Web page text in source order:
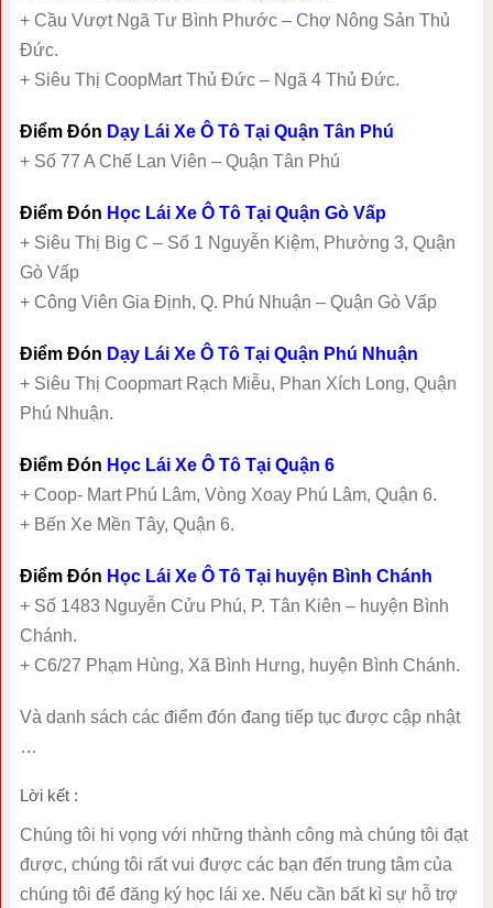
+ Cầu Vượt Ngã Tư Bình Phước – Chợ Nông Sản Thủ
Đức.
+ Siêu Thị CoopMart Thủ Đức – Ngã 4 Thủ Đức.
Điểm Đón Dạy Lái Xe Ô Tô Tại Quận Tân Phú
+ Số 77 A Chế Lan Viên – Quận Tân Phú
Điểm Đón Học Lái Xe Ô Tô Tại Quận Gò Vấp
+ Siêu Thị Big C – Số 1 Nguyễn Kiệm, Phường 3, Quận
Gò Vấp
+ Công Viên Gia Định, Q. Phú Nhuận – Quận Gò Vấp
Điểm Đón Dạy Lái Xe Ô Tô Tại Quận Phú Nhuận
+ Siêu Thị Coopmart Rạch Miễu, Phan Xích Long, Quận
Phú Nhuận.
Điểm Đón Học Lái Xe Ô Tô Tại Quận 6
+ Coop- Mart Phú Lâm, Vòng Xoay Phú Lâm, Quận 6.
+ Bến Xe Mền Tây, Quận 6.
Điểm Đón Học Lái Xe Ô Tô Tại huyện Bình Chánh
+ Số 1483 Nguyễn Cửu Phú, P. Tân Kiên – huyện Bình
Chánh.
+ C6/27 Phạm Hùng, Xã Bình Hưng, huyện Bình Chánh.
Và danh sách các điểm đón đang tiếp tục được cập nhật
…
Lời kết :
Chúng tôi hi vọng với những thành công mà chúng tôi đạt
được, chúng tôi rất vui được các bạn đến trung tâm của
chúng tôi để đăng ký học lái xe. Nếu cần bất kì sự hỗ trợ